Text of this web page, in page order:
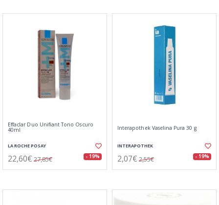
Effaclar Duo Unifiant Tono Oscuro
40ml
LA ROCHE POSAY
22,60€ 27,85€ - 19%
Interapothek Vaselina Pura 30 g
INTERAPOTHEK
2,07€ 2,55€ - 19%